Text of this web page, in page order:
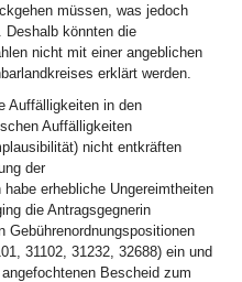
müssen, was jedoch
Deshalb könnten die
nicht mit einer angeblichen
erklärt werden.
Auffälligkeiten in den
Auffälligkeiten
nicht entkräften
der
erhebliche Ungereimtheiten
die Antragsgegnerin
Gebührenordnungspositionen
31102, 31232, 32688) ein und
Bescheid zum